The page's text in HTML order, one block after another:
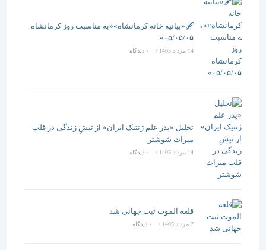
🖋️«بیانیه خانه کرمانشاه»«به مناسبت روز کرمانشاه
۰۵/۰۵/۰۵»
/ ۰ دیدگاه
تجلیل «پدر علم ژنتیک ایران» از تپشِ زندگی در قلب
میراث شوشتر
14 مرداد 1405 / ۰ دیدگاه
قلعه الموت ثبت جهانی شد
/ ۰ دیدگاه